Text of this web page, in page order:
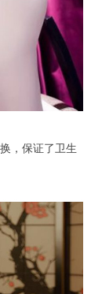
，保证了卫生